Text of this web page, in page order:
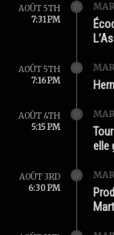
AOÛT 5TH
7:31 PM
AOÛT 5TH
7:16 PM
AOÛT 4TH
5:15 PM
elle
AOÛT 3RD
6:30 PM